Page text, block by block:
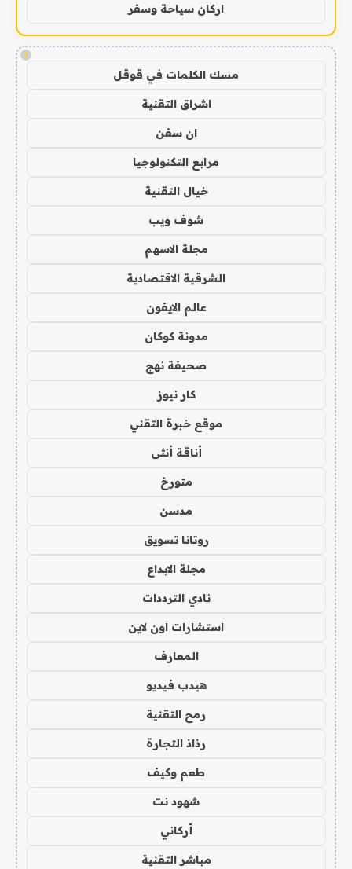
اركان سياحة وسفر
!
مسك الكلمات في قوقل
اشراق التقنية
ان سفن
مرابع التكنولوجيا
خيال التقنية
شوف ويب
مجلة الاسهم
الشرقية الاقتصادية
عالم الايفون
مدونة كوكان
صحيفة نهج
كار نيوز
موقع خبرة التقني
أناقة أنثى
متورخ
مدسن
روتانا تسويق
مجلة الابداع
نادي الترددات
استشارات اون لاين
المعارف
هيدب فيديو
رمح التقنية
رذاذ التجارة
طعم وكيف
شهود نت
أركاني
مباشر التقنية